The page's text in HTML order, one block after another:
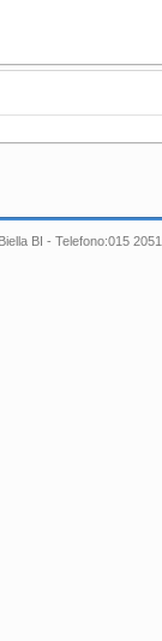
BI - Telefono:015